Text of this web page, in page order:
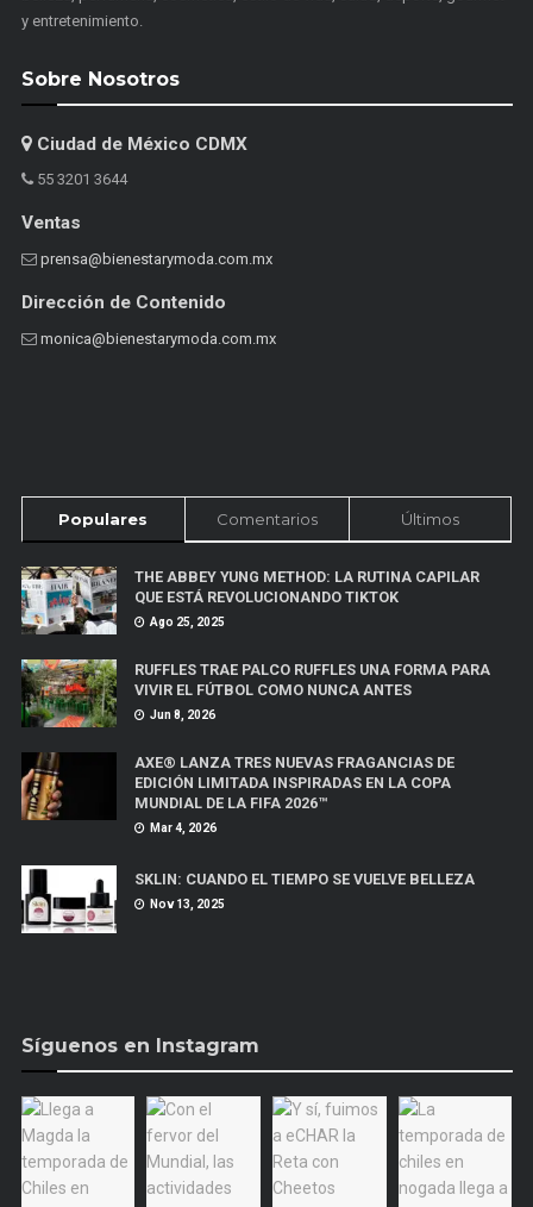
y entretenimiento.
Sobre Nosotros
Ciudad de México CDMX
55 3201 3644
Ventas
prensa@bienestarymoda.com.mx
Dirección de Contenido
monica@bienestarymoda.com.mx
Populares Comentarios Últimos
THE ABBEY YUNG METHOD: LA RUTINA CAPILAR
QUE ESTÁ REVOLUCIONANDO TIKTOK
Ago 25, 2025
RUFFLES TRAE PALCO RUFFLES UNA FORMA PARA
VIVIR EL FÚTBOL COMO NUNCA ANTES
Jun 8, 2026
AXE® LANZA TRES NUEVAS FRAGANCIAS DE
EDICIÓN LIMITADA INSPIRADAS EN LA COPA
MUNDIAL DE LA FIFA 2026™
Mar 4, 2026
SKLIN: CUANDO EL TIEMPO SE VUELVE BELLEZA
Nov 13, 2025
Síguenos en Instagram